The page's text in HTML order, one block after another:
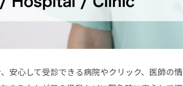
安心して受診できる病院やクリック、医師の情